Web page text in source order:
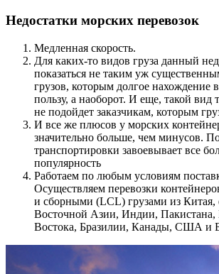
Недостатки морских перевозок
Медленная скорость.
Для каких-то видов груза данный
показаться не таким уж
грузов, которым долгое нахождение
пользу, а наоборот. И еще, такой вид
не подойдет заказчикам, которым
И все же плюсов у морских
значительно больше, чем минусов.
транспортировки завоевывает все
популярность
Работаем по любым условиям
Осуществляем перевозки
и сборными (LCL) грузами из
Восточной Азии, Индии, Пакистана,
Востока, Бразилии, Канады, США и